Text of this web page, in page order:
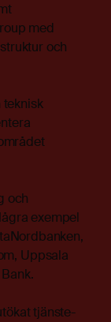
med
och
och
exempel
Uppsala
tjänste-